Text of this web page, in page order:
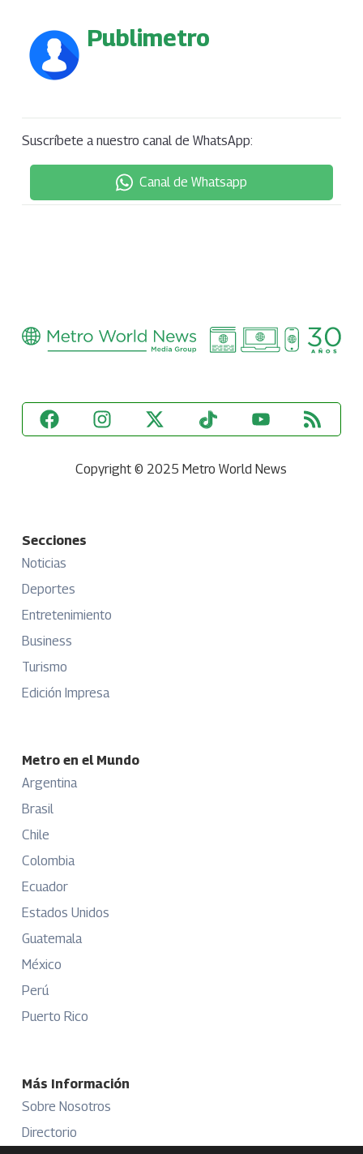
Publimetro
Suscríbete a nuestro canal de WhatsApp:
Canal de Whatsapp
Copyright © 2025 Metro World News
Secciones
Noticias
Deportes
Entretenimiento
Business
Turismo
Edición Impresa
Metro en el Mundo
Argentina
Brasil
Chile
Colombia
Ecuador
Estados Unidos
Guatemala
México
Perú
Puerto Rico
Más Información
Sobre Nosotros
Directorio